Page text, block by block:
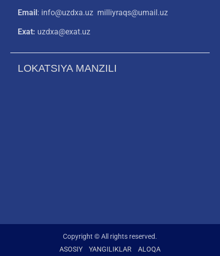
Email : info@uzdxa.uz milliyraqs@umail.uz
Exat: uzdxa@exat.uz
LOKATSIYA MANZILI
Copyright © All rights reserved.
ASOSIY
YANGILIKLAR ALOQA